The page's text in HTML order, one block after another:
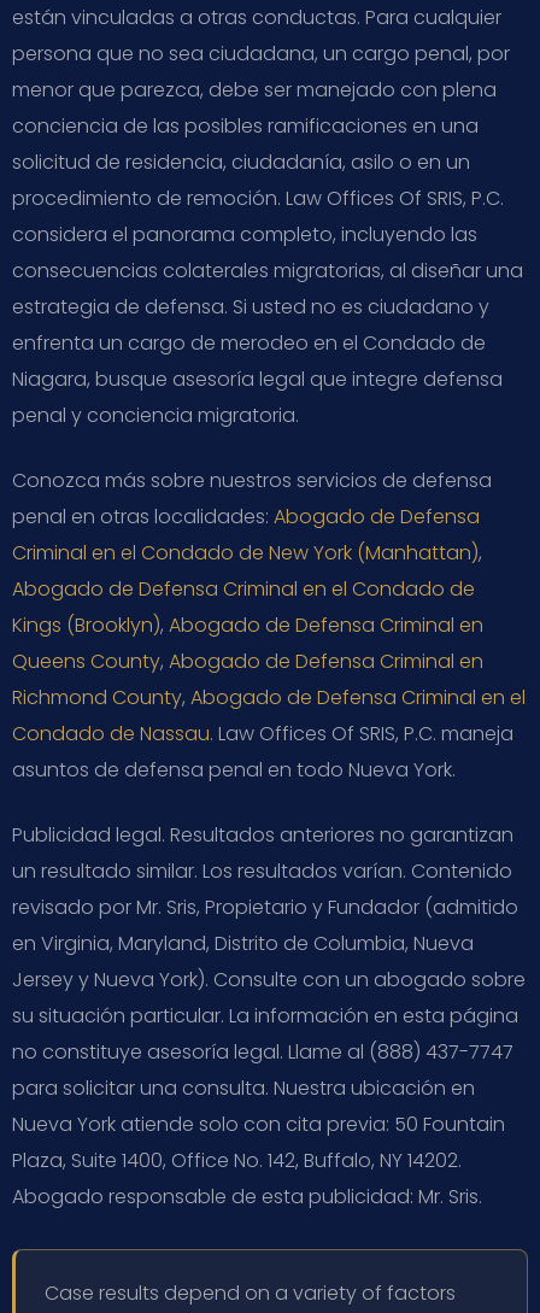
están vinculadas a otras conductas. Para cualquier
persona que no sea ciudadana, un cargo penal, por
menor que parezca, debe ser manejado con plena
conciencia de las posibles ramificaciones en una
solicitud de residencia, ciudadanía, asilo o en un
procedimiento de remoción. Law Offices Of SRIS, P.C.
considera el panorama completo, incluyendo las
consecuencias colaterales migratorias, al diseñar una
estrategia de defensa. Si usted no es ciudadano y
enfrenta un cargo de merodeo en el Condado de
Niagara, busque asesoría legal que integre defensa
penal y conciencia migratoria.
Conozca más sobre nuestros servicios de defensa
penal en otras localidades: Abogado de Defensa
Criminal en el Condado de New York (Manhattan),
Abogado de Defensa Criminal en el Condado de
Kings (Brooklyn), Abogado de Defensa Criminal en
Queens County, Abogado de Defensa Criminal en
Richmond County, Abogado de Defensa Criminal en el
Condado de Nassau. Law Offices Of SRIS, P.C. maneja
asuntos de defensa penal en todo Nueva York.
Publicidad legal. Resultados anteriores no garantizan
un resultado similar. Los resultados varían. Contenido
revisado por Mr. Sris, Propietario y Fundador (admitido
en Virginia, Maryland, Distrito de Columbia, Nueva
Jersey y Nueva York). Consulte con un abogado sobre
su situación particular. La información en esta página
no constituye asesoría legal. Llame al (888) 437-7747
para solicitar una consulta. Nuestra ubicación en
Nueva York atiende solo con cita previa: 50 Fountain
Plaza, Suite 1400, Office No. 142, Buffalo, NY 14202.
Abogado responsable de esta publicidad: Mr. Sris.
Case results depend on a variety of factors